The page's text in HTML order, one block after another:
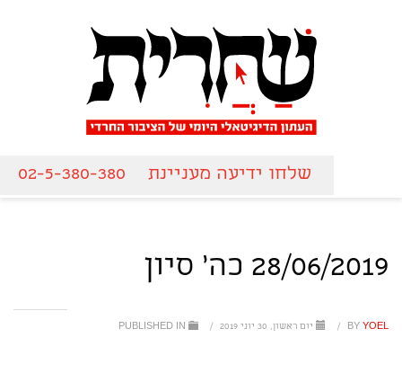
שלחו ידיעה מעניינת 02-5-380-380
28/06/2019 כה' סיון
BY YOEL
/ יום ראשון, 30 יוני 2019 /